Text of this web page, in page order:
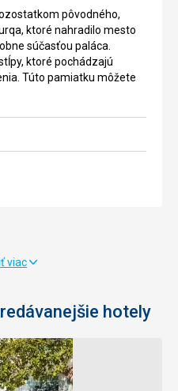
pôvodného,
ktoré nahradilo mesto
súčasťou paláca.
ktoré pochádzajú
Túto pamiatku môžete
viac
hotely